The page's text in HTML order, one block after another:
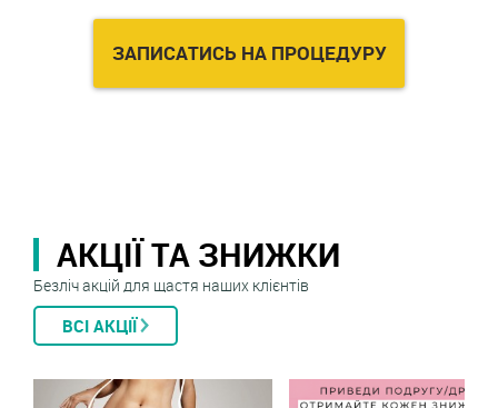
ЗАПИСАТИСЬ НА ПРОЦЕДУРУ
АКЦІЇ ТА ЗНИЖКИ
Безліч акцій для щастя наших клієнтів
ВСІ АКЦІЇ